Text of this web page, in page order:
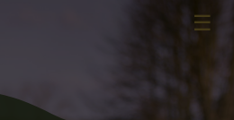
☰